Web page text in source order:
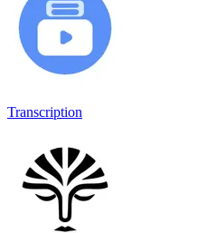
Transcription